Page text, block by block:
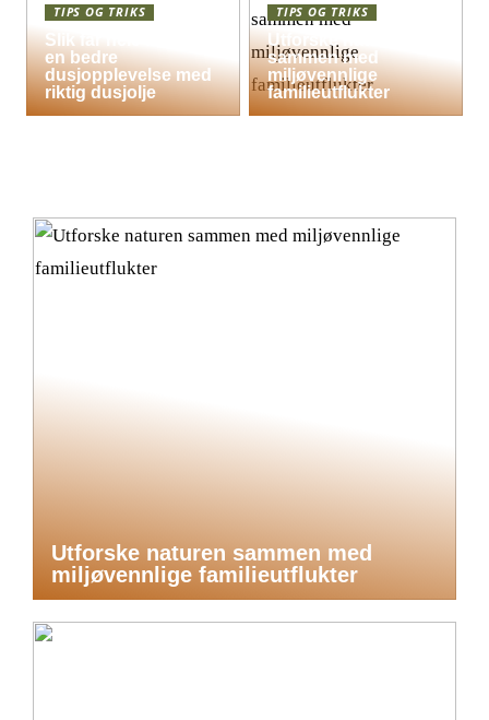
TIPS OG TRIKS
Slik får hele familien
en bedre
dusjopplevelse med
riktig dusjolje
TIPS OG TRIKS
Utforske naturen
sammen med
miljøvennlige
familieutflukter
Utforske naturen sammen med
miljøvennlige familieutflukter